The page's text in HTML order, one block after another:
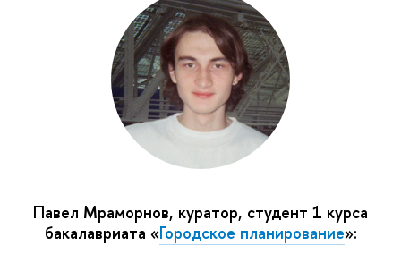
Павел Мраморнов, куратор, студент 1 курса
бакалавриата «Городское планирование»: